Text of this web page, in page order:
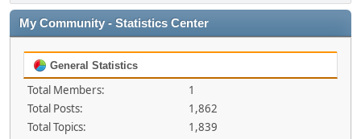
My Community - Statistics Center
General Statistics
Total Members:
1
Total Posts:
1,862
Total Topics:
1,839